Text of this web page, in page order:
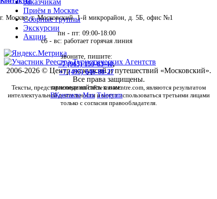
г. Москва, г. Московский, 1-й микрорайон, д. 5Б, офис №1
пн - пт: 09:00-18:00
сб - вс: работает горячая линия
звоните, пишите:
+7 (965) 159-83-40,
+7 (495) 646-88-27
присоединяйтесь к нам:
ВКонтакте Max Telegram
Заказчикам
Приём в Москве
Сборные группы
Экскурсии
Акции
2006-2026 © Центр экскурсий и путешествий «Московский».
Все права защищены.
Тексты, представленные на сайте moscentre.com, являются результатом
интеллектуальной деятельности и могут использоваться третьими лицами
только с согласия правообладателя.